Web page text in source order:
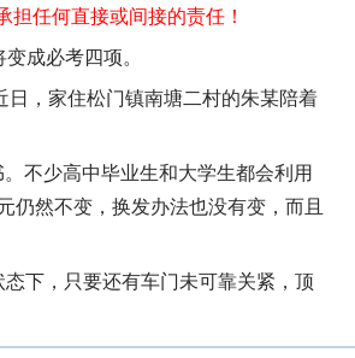
任何直接或间接的责任！
成必考四项。
，家住松门镇南塘二村的朱某陪着
不少高中毕业生和大学生都会利用
仍然不变，换发办法也没有变，而且
下，只要还有车门未可靠关紧，顶